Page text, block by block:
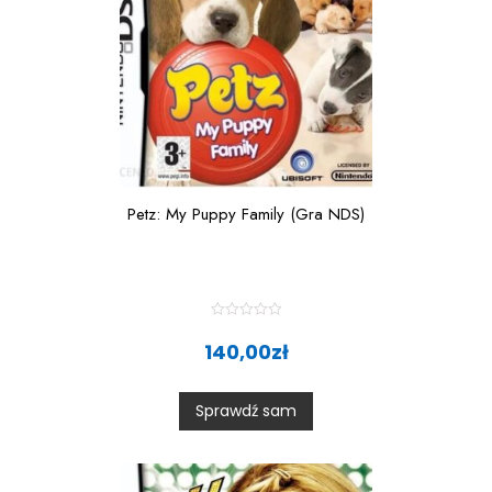
Petz: My Puppy Family (Gra NDS)
a
t
0
o
t
f
5
140,00zł
Sprawdź sam